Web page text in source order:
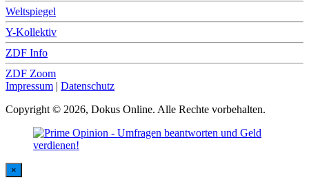
Weltspiegel
Y-Kollektiv
ZDF Info
ZDF Zoom
Impressum | Datenschutz
Copyright © 2026, Dokus Online. Alle Rechte vorbehalten.
×